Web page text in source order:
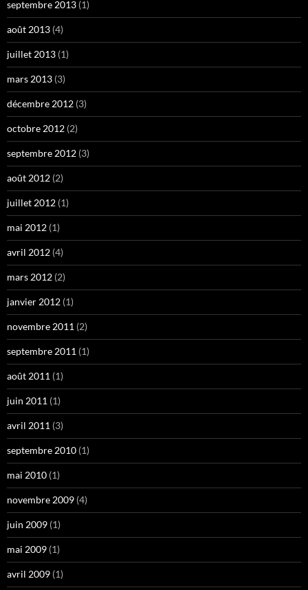
septembre 2013 (1)
août 2013 (4)
juillet 2013 (1)
mars 2013 (3)
décembre 2012 (3)
octobre 2012 (2)
septembre 2012 (3)
août 2012 (2)
juillet 2012 (1)
mai 2012 (1)
avril 2012 (4)
mars 2012 (2)
janvier 2012 (1)
novembre 2011 (2)
septembre 2011 (1)
août 2011 (1)
juin 2011 (1)
avril 2011 (3)
septembre 2010 (1)
mai 2010 (1)
novembre 2009 (4)
juin 2009 (1)
mai 2009 (1)
avril 2009 (1)